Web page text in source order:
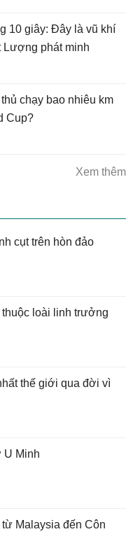
10 giây: Đây là vũ khí
Lượng phát minh
chạy bao nhiêu km
Cup?
Xem thêm
cụt trên hòn đảo
loài linh trưởng
thế giới qua đời vì
U Minh
Malaysia đến Côn